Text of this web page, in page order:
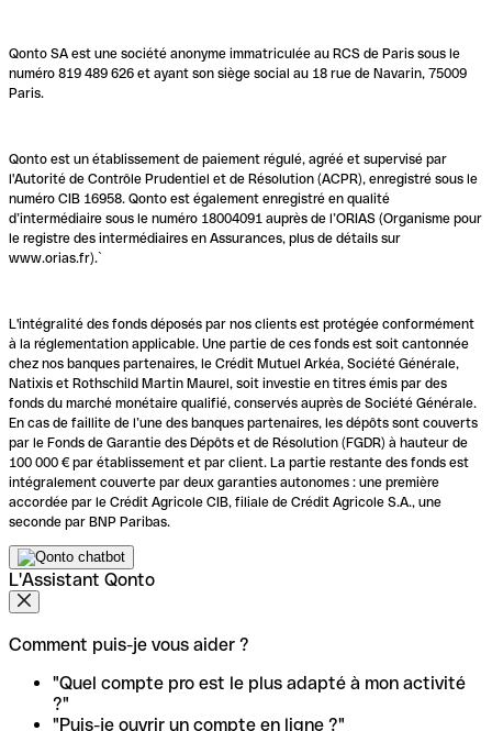
Qonto SA est une société anonyme immatriculée au RCS de Paris sous le
numéro 819 489 626 et ayant son siège social au 18 rue de Navarin, 75009
Paris.
Qonto est un établissement de paiement régulé, agréé et supervisé par
l'Autorité de Contrôle Prudentiel et de Résolution (ACPR), enregistré sous le
numéro CIB 16958. Qonto est également enregistré en qualité
d’intermédiaire sous le numéro 18004091 auprès de l’ORIAS (Organisme pour
le registre des intermédiaires en Assurances, plus de détails sur
www.orias.fr).`
L'intégralité des fonds déposés par nos clients est protégée conformément
à la réglementation applicable. Une partie de ces fonds est soit cantonnée
chez nos banques partenaires, le Crédit Mutuel Arkéa, Société Générale,
Natixis et Rothschild Martin Maurel, soit investie en titres émis par des
fonds du marché monétaire qualifié, conservés auprès de Société Générale.
En cas de faillite de l’une des banques partenaires, les dépôts sont couverts
par le Fonds de Garantie des Dépôts et de Résolution (FGDR) à hauteur de
100 000 € par établissement et par client. La partie restante des fonds est
intégralement couverte par deux garanties autonomes : une première
accordée par le Crédit Agricole CIB, filiale de Crédit Agricole S.A., une
seconde par BNP Paribas.
L'Assistant Qonto
Comment puis-je vous aider ?
"Quel compte pro est le plus adapté à mon activité
?"
"Puis-je ouvrir un compte en ligne ?"